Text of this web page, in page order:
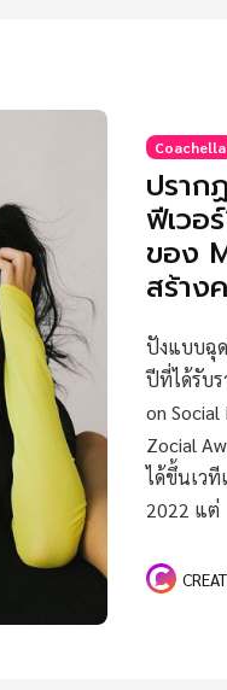
Coachella
ปราก
ฟีเวอ
ของ
สร้าง
ปังแบบฉุ
ปีที่ได้รับร
on
Zocial
ได้ขึ้นเวที
2022 แต่